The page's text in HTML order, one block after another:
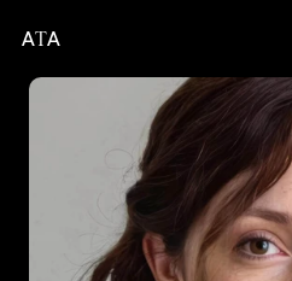
ATA